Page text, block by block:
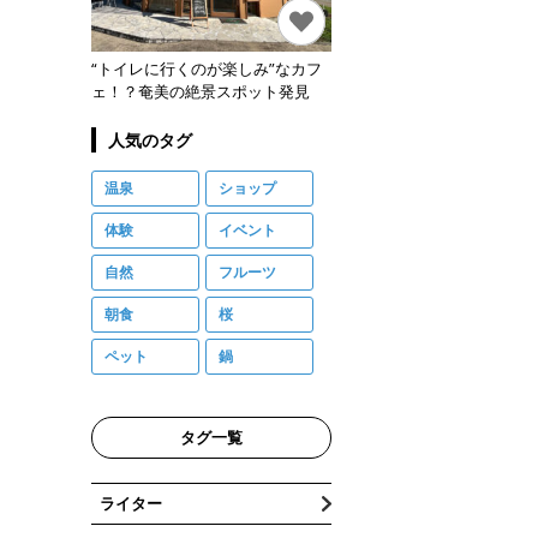
“トイレに行くのが楽しみ”なカフ
ェ！？奄美の絶景スポット発見
人気のタグ
温泉 ショップ
体験 イベント
自然 フルーツ
朝食 桜
ペット 鍋
タグ一覧
ライター